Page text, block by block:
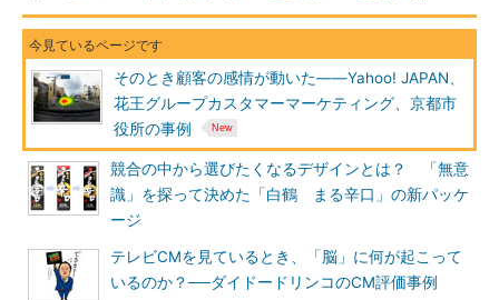
そのとき顧客の感情が動いた――Yahoo! JAPAN、
花王グループカスタマーマーケティング、京都市
役所の事例
競合の中から選びたくなるデザインとは？ 「無意
識」を探って決めた「白鶴 まる辛口」の新パッケ
ージ
テレビCMを見ているとき、「脳」に何が起こって
いるのか？──ダイドードリンコのCM評価事例